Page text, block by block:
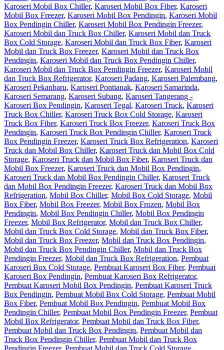
Karoseri Mobil Box Chiller, Karoseri Mobil Box Fiber, Karoseri
Mobil Box Freezer, Karoseri Mobil Box Pendingin, Karoseri Mobil
Box Pendingin Chiller, Karoseri Mobil Box Pendingin Freezer,
Karoseri Mobil dan Truck Box Chiller, Karoseri Mobil dan Truck
Box Cold Storage, Karoseri Mobil dan Truck Box Fiber, Karoseri
Mobil dan Truck Box Freezer, Karoseri Mobil dan Truck Box
Pendingin, Karoseri Mobil dan Truck Box Pendingin Chiller,
Karoseri Mobil dan Truck Box Pendingin Freezer, Karoseri Mobil
dan Truck Box Refrigerator, Karoseri Padang, Karoseri Palembang,
Karoseri Pekanbaru, Karoseri Pontianak, Karoseri Samarinda,
Karoseri Semarang, Karoseri Subang, Karoseri Tangerang -
Karoseri Box Pendingin, Karoseri Tegal, Karoseri Truck, Karoseri
Truck Box Chiller, Karoseri Truck Box Cold Storage, Karoseri
Truck Box Fiber, Karoseri Truck Box Freezer, Karoseri Truck Box
Pendingin, Karoseri Truck Box Pendingin Chiller, Karoseri Truck
Box Pendingin Freezer, Karoseri Truck Box Refrigeration, Karoseri
Truck dan Mobil Box Chiller, Karoseri Truck dan Mobil Box Cold
Storage, Karoseri Truck dan Mobil Box Fiber, Karoseri Truck dan
Mobil Box Freezer, Karoseri Truck dan Mobil Box Pendingin,
Karoseri Truck dan Mobil Box Pendingin Chiller, Karoseri Truck
dan Mobil Box Pendingin Freezer, Karoseri Truck dan Mobil Box
Refrigeration, Mobil Box Chiller, Mobil Box Cold Storage, Mobil
Box Fiber, Mobil Box Freezer, Mobil Box Frozen, Mobil Box
Pendingin, Mobil Box Pendingin Chiller, Mobil Box Pendingin
Freezer, Mobil Box Refrigerator, Mobil dan Truck Box Chiller,
Mobil dan Truck Box Cold Storage, Mobil dan Truck Box Fiber,
Mobil dan Truck Box Freezer, Mobil dan Truck Box Pendingin,
Mobil dan Truck Box Pendingin Chiller, Mobil dan Truck Box
Pendingin Freezer, Mobil dan Truck Box Refrigeration, Pembuat
Karoseri Box Cold Storage, Pembuat Karoseri Box Fiber, Pembuat
Karoseri Box Pendingin, Pembuat Karoseri Box Refrigerator,
Pembuat Karoseri Mobil Box Pendingin, Pembuat Karoseri Truck
Box Pendingin, Pembuat Mobil Box Cold Storage, Pembuat Mobil
Box Fiber, Pembuat Mobil Box Pendingin, Pembuat Mobil Box
Pendingin Chiller, Pembuat Mobil Box Pendingin Freezer, Pembuat
Mobil Box Refrigerator, Pembuat Mobil dan Truck Box Fiber,
Pembuat Mobil dan Truck Box Pendingin, Pembuat Mobil dan
Truck Box Pendingin Chiller, Pembuat Mobil dan Truck Box
Pendingin Freezer, Pembuat Mobil dan Truck Cold Storage,